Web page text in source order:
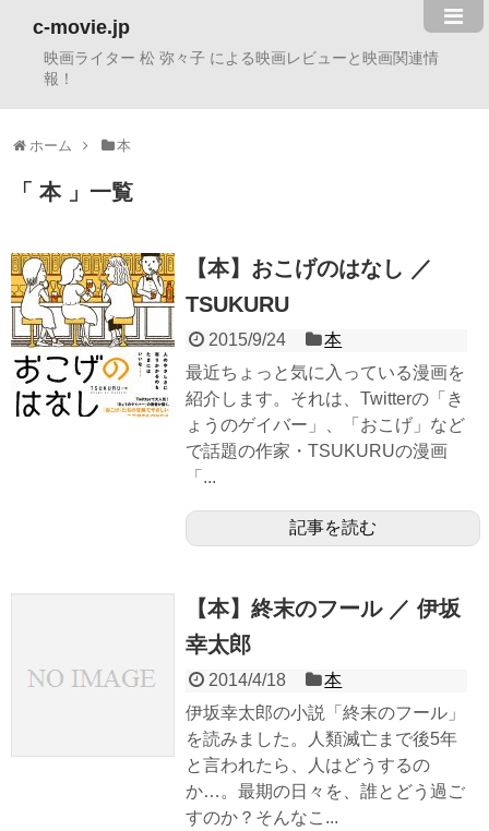
c-movie.jp
映画ライター 松 弥々子 による映画レビューと映画関連情
報！
ホーム 本
本 一覧
【本】おこげのはなし ／
TSUKURU
2015/9/24
本
最近ちょっと気に入っている漫画を
紹介します。それは、Twitterの「き
ょうのゲイバー」、「おこげ」など
で話題の作家・TSUKURUの漫画
「...
記事を読む
【本】終末のフール ／ 伊坂
幸太郎
2014/4/18
本
伊坂幸太郎の小説「終末のフール」
を読みました。人類滅亡まで後5年
と言われたら、人はどうするの
か…。最期の日々を、誰とどう過ご
すのか？そんなこ...